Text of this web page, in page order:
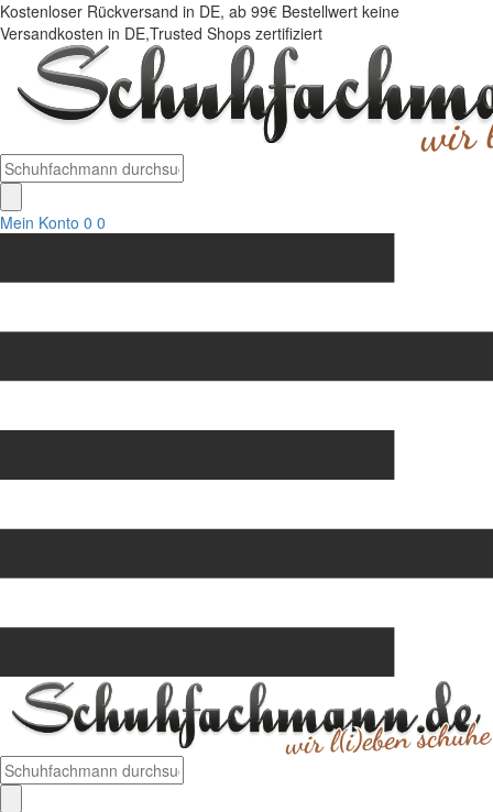
Kostenloser Rückversand in DE, ab 99€ Bestellwert keine
Versandkosten in DE,Trusted Shops zertifiziert
Mein Konto 0 0